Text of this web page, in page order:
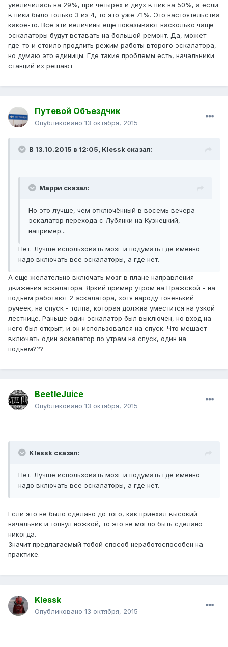
увеличилась на 29%, при четырёх и двух в пик на 50%, а если
в пики было только 3 из 4, то это уже 71%. Это настоятельства
какое-то. Все эти величины еще показывают насколько чаще
эскалаторы будут вставать на большой ремонт. Да, может
где-то и стоило продлить режим работы второго эскалатора,
но думаю это единицы. Где такие проблемы есть, начальники
станций их решают
Путевой Объездчик
Опубликовано 13 октября, 2015
В 13.10.2015 в 12:05, Klessk сказал:
Марри сказал:
Но это лучше, чем отключённый в восемь вечера
эскалатор перехода с Лубянки на Кузнецкий,
например...
Нет. Лучше использовать мозг и подумать где именно
надо включать все эскалаторы, а где нет.
А еще желательно включать мозг в плане направления
движения эскалатора. Яркий пример утром на Пражской - на
подъем работают 2 эскалатора, хотя народу тоненький
ручеек, на спуск - толпа, которая должна уместится на узкой
лестнице. Раньше один эскалатор был выключен, но вход на
него был открыт, и он использовался на спуск. Что мешает
включать один эскалатор по утрам на спуск, один на
подъем???
BeetleJuice
Опубликовано 13 октября, 2015
Klessk сказал:
Нет. Лучше использовать мозг и подумать где именно
надо включать все эскалаторы, а где нет.
Если это не было сделано до того, как приехал высокий
начальник и топнул ножкой, то это не могло быть сделано
никогда.
Значит предлагаемый тобой способ неработоспособен на
практике.
Klessk
Опубликовано 13 октября, 2015